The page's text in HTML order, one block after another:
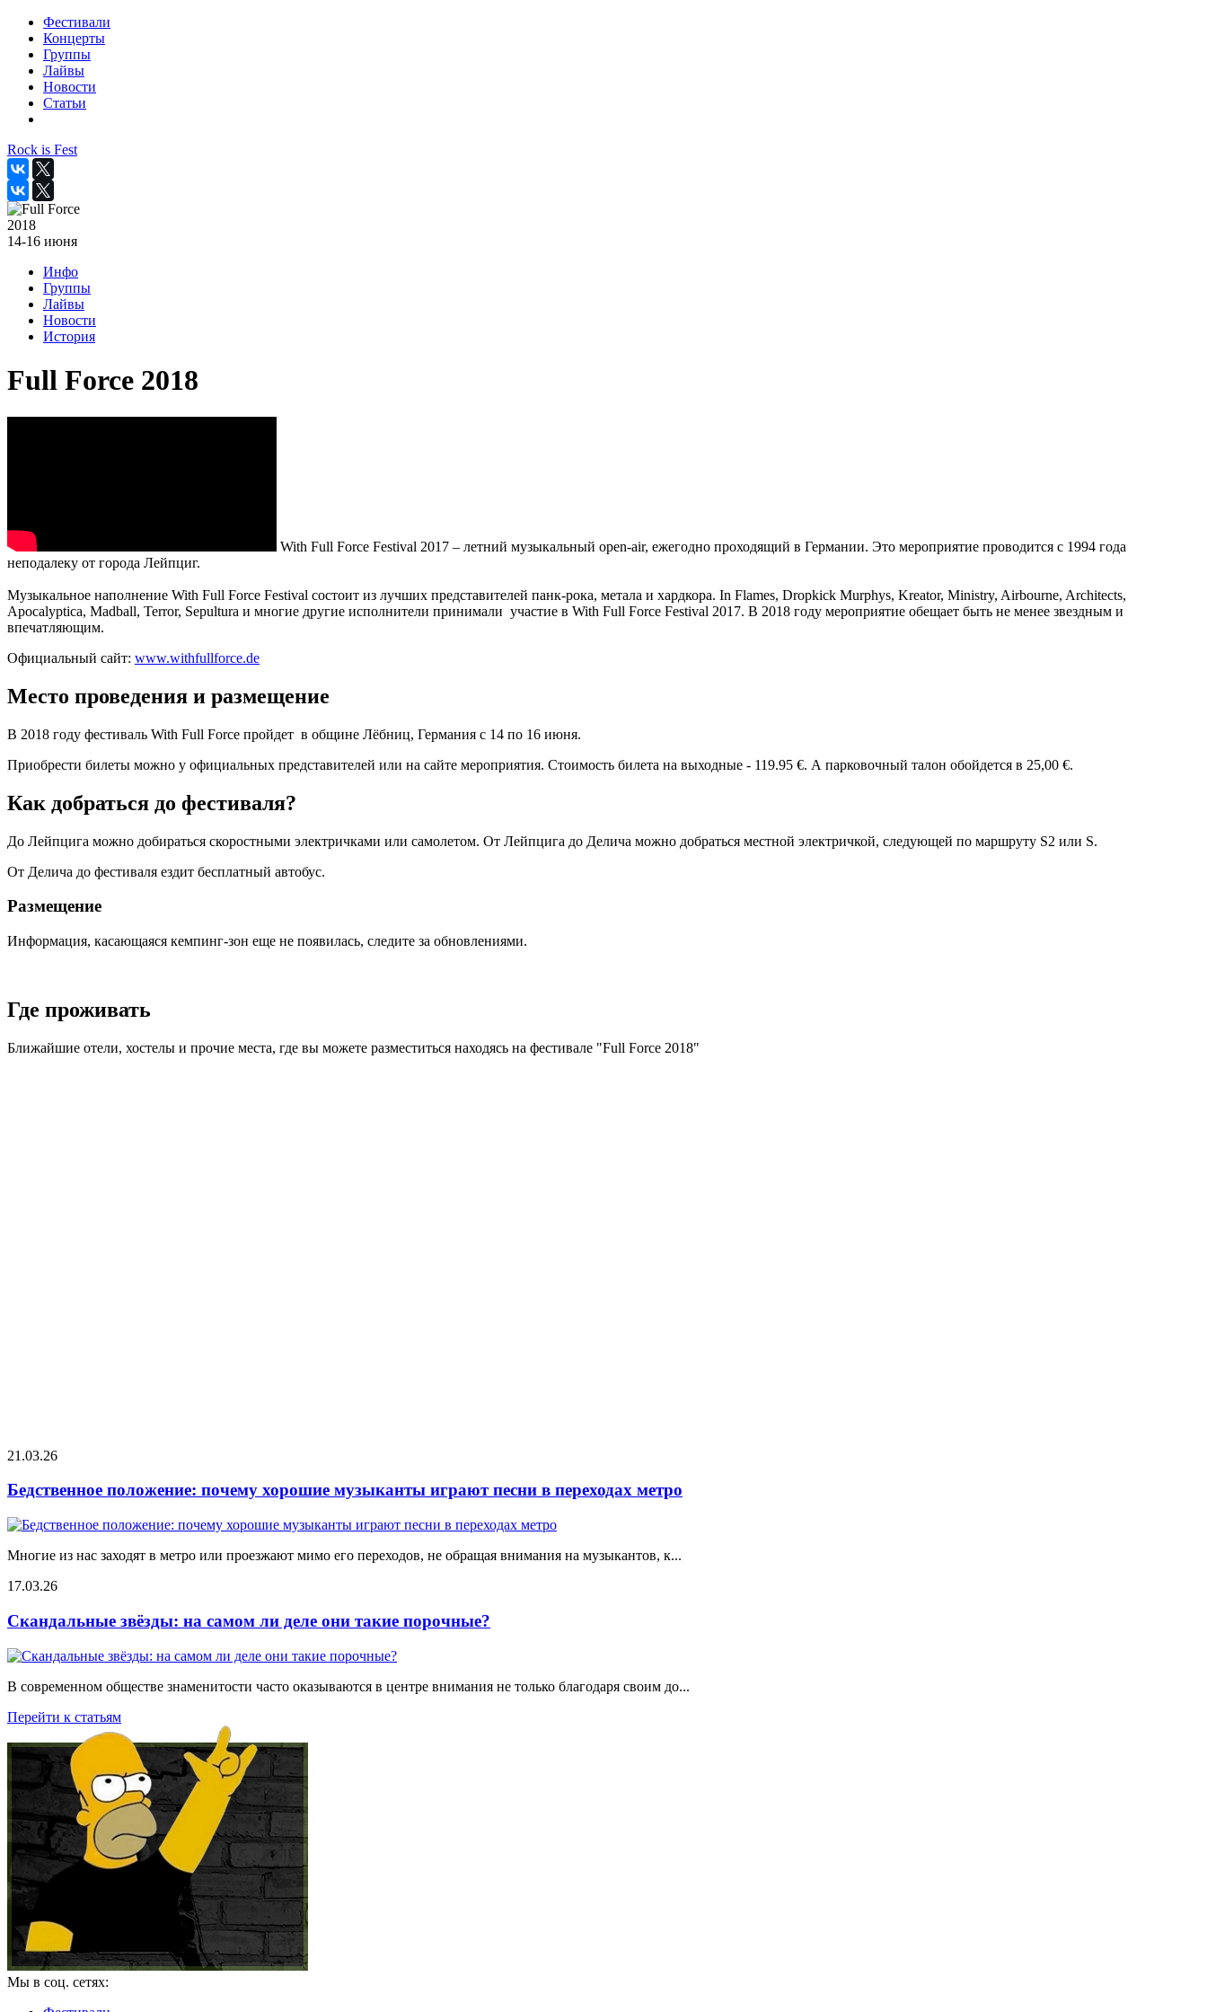
Фестивали
Концерты
Группы
Лайвы
Новости
Статьи
Rock is Fest
2018
14-16 июня
Инфо
Группы
Лайвы
Новости
История
Full Force 2018
With Full Force Festival 2017 – летний музыкальный open-air, ежегодно проходящий в Германии. Это мероприятие проводится с 1994 года
неподалеку от города Лейпциг.
Музыкальное наполнение With Full Force Festival состоит из лучших представителей панк-рока, метала и хардкора. In Flames, Dropkick Murphys, Kreator, Ministry, Airbourne, Architects,
Apocalyptica, Madball, Terror, Sepultura и многие другие исполнители принимали участие в With Full Force Festival 2017. В 2018 году мероприятие обещает быть не менее звездным и
впечатляющим.
Официальный сайт: www.withfullforce.de
Место проведения и размещение
В 2018 году фестиваль With Full Force пройдет в общине Лёбниц, Германия с 14 по 16 июня.
Приобрести билеты можно у официальных представителей или на сайте мероприятия. Стоимость билета на выходные - 119.95 €. А парковочный талон обойдется в 25,00 €.
Как добраться до фестиваля?
До Лейпцига можно добираться скоростными электричками или самолетом. От Лейпцига до Делича можно добраться местной электричкой, следующей по маршруту S2 или S.
От Делича до фестиваля ездит бесплатный автобус.
Размещение
Информация, касающаяся кемпинг-зон еще не появилась, следите за обновлениями.
Где проживать
Ближайшие отели, хостелы и прочие места, где вы можете разместиться находясь на фестивале "Full Force 2018"
21.03.26
Бедственное положение: почему хорошие музыканты играют песни в переходах метро
Многие из нас заходят в метро или проезжают мимо его переходов, не обращая внимания на музыкантов, к...
17.03.26
Скандальные звёзды: на самом ли деле они такие порочные?
В современном обществе знаменитости часто оказываются в центре внимания не только благодаря своим до...
Перейти к статьям
Мы в соц. сетях: